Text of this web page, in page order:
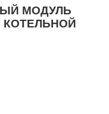
МОДУЛЬ